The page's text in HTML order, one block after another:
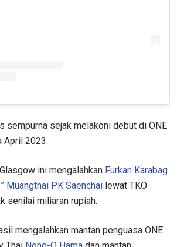
sempurna sejak melakoni debut di ONE
April 2023.
ini mengalahkan Furkan Karabag
Muangthai PK Saenchai lewat TKO
senilai miliaran rupiah.
mengalahkan mantan penguasa ONE